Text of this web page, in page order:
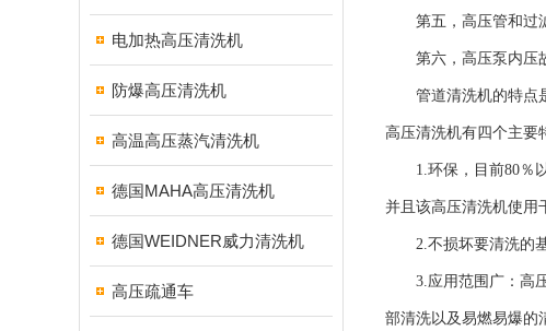
电加热高压清洗机
防爆高压清洗机
高温高压蒸汽清洗机
德国MAHA高压清洗机
德国WEIDNER威力清洗机
高压疏通车
第五，高压管和过滤
第六，高压泵内压故
管道清洗机的特点是
高压清洗机有四个主要
1.环保，目前80％以
并且该高压清洗机使用
2.不损坏要清洗的基
3.应用范围广：高压
部清洗以及易燃易爆的